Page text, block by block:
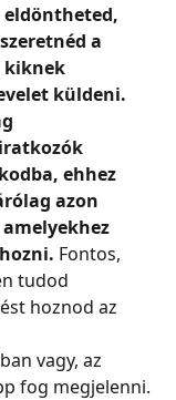
a
kiknek
küldeni.
ehhez
azon
Fontos,
tudod
hoznod az
vagy, az
fog megjelenni.